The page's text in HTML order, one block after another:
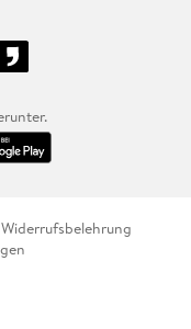
Widerrufsbelehrung